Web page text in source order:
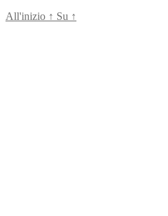
All'inizio ↑ Su ↑